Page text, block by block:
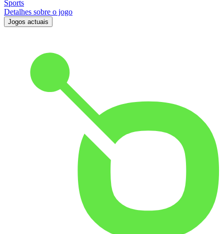
Sports
Detalhes sobre o jogo
Jogos actuais